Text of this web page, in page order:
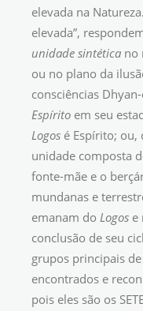
elevada na
elevada”,
unidade sintética no
ou no plano da
consciências
Espírito em seu
Logos é Espírito; ou,
unidade composta
fonte-mãe e o
mundanas e
emanam do Logos e
conclusão de seu
grupos principais
encontrados e
pois eles são os